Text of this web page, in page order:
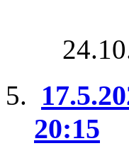
20:15